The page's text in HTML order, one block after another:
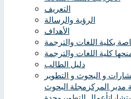
التعريف
الرؤية والرسالة
الأهداف
بكلية اللغات والترجمة
كلية اللغات والترجمة
دليل الطالب
و البحوث و التطوير
مدير المركز مجلة البحوث